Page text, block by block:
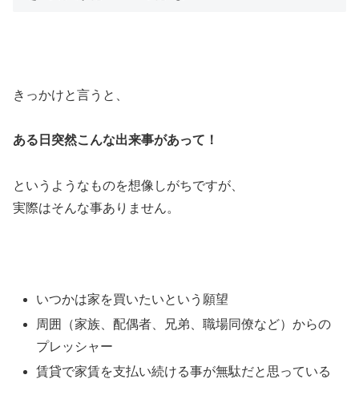
きっかけと言うと、
ある日突然こんな出来事があって！
というようなものを想像しがちですが、
実際はそんな事ありません。
いつかは家を買いたいという願望
周囲（家族、配偶者、兄弟、職場同僚など）からの
プレッシャー
賃貸で家賃を支払い続ける事が無駄だと思っている